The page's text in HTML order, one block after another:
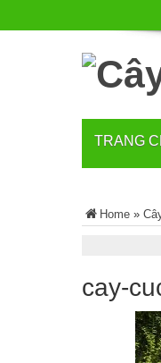
TRANG
Home »
cay-